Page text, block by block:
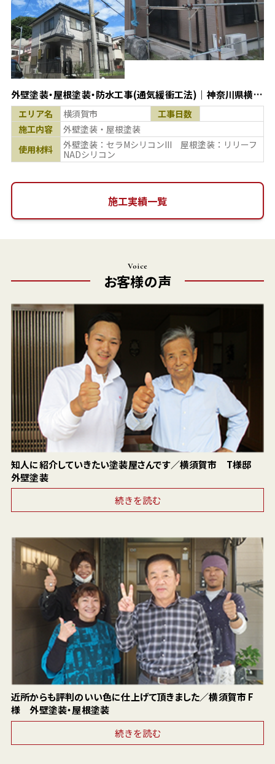
外壁塗装・屋根塗装・防水工事(通気緩衝工法)｜神奈川県横須
賀市
エリア名 横須賀市
工事日数
施工内容
外壁塗装・屋根塗装
使用材料
外壁塗装：セラMシリコンIII 屋根塗装：リリーフ
NADシリコン
施工実績一覧
Voice
お客様の声
知人に紹介していきたい塗装屋さんです／横須賀市 T様邸
外壁塗装
続きを読む
近所からも評判のいい色に仕上げて頂きました／横須賀市 F
様 外壁塗装・屋根塗装
続きを読む